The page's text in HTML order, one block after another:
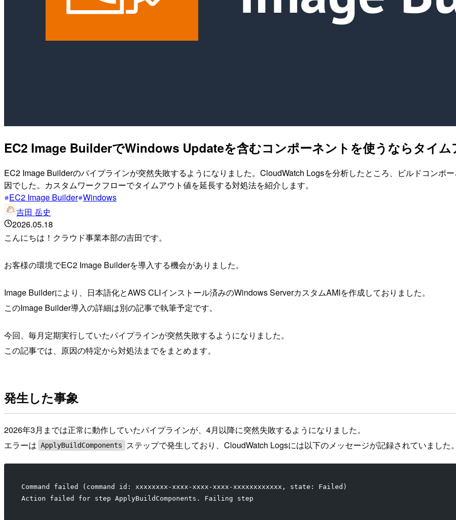
EC2 Image BuilderでWindows Updateを含むコンポーネントを使うならタイム
EC2 Image Builderのパイプラインが突然失敗するようになりました。CloudWatch Logsを分析したところ、ビルドコンポ
因でした。カスタムワークフローでタイムアウト値を延長する対処法を紹介します。
EC2 Image Builder Windows
吉田 岳史
2026.05.18
こんにちは！クラウド事業本部の吉田です。
お客様の環境でEC2 Image Builderを導入する機会がありました。
Image Builderにより、日本語化とAWS CLIインストール済みのWindows ServerカスタムAMIを作成しておりました。
このImage Builder導入の詳細は別の記事で執筆予定です。
今回、毎月定期実行していたパイプラインが突然失敗するようになりました。
この記事では、原因の特定から対処法までをまとめます。
発生した事象
2026年3月までは正常に動作していたパイプラインが、4月以降に突然失敗するようになりました。
エラーは ApplyBuildComponents ステップで発生しており、CloudWatch Logsには以下のメッセージが記録されていました
Command failed (command id: xxxxxxxx-xxxx-xxxx-xxxx-xxxxxxxxxxxx, state: Failed)
Action failed for step ApplyBuildComponents. Failing step